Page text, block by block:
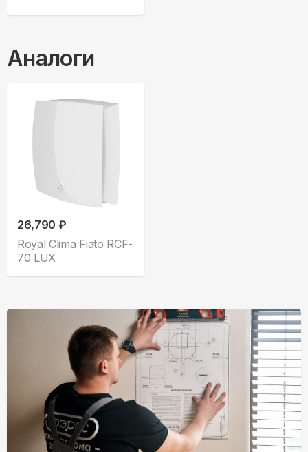
Аналоги
26,790 ₽
Royal Clima Fiato RCF-
70 LUX